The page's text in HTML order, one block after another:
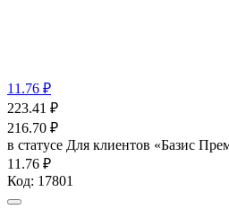
11.76 ₽
223.41 ₽
216.70 ₽
в статусе Для клиентов «Базис
11.76 ₽
Код: 17801